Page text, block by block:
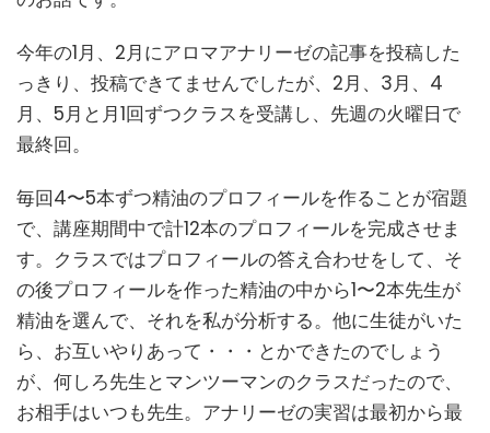
今年の1月、2月にアロマアナリーゼの記事を投稿した
っきり、投稿できてませんでしたが、2月、3月、4
月、5月と月1回ずつクラスを受講し、先週の火曜日で
最終回。
毎回4〜5本ずつ精油のプロフィールを作ることが宿題
で、講座期間中で計12本のプロフィールを完成させま
す。クラスではプロフィールの答え合わせをして、そ
の後プロフィールを作った精油の中から1〜2本先生が
精油を選んで、それを私が分析する。他に生徒がいた
ら、お互いやりあって・・・とかできたのでしょう
が、何しろ先生とマンツーマンのクラスだったので、
お相手はいつも先生。アナリーゼの実習は最初から最